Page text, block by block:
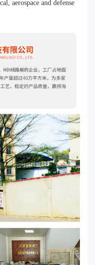
aerospace and defense